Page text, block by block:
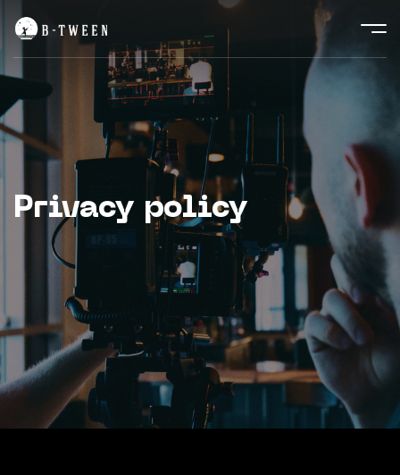
Privacy policy